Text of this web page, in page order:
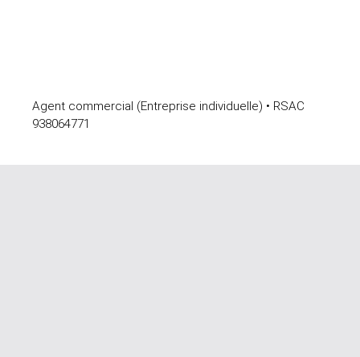
Agent commercial (Entreprise individuelle) • RSAC
938064771